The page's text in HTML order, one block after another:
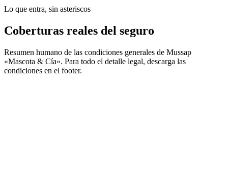
Lo que entra, sin asteriscos
Coberturas reales del seguro
Resumen humano de las condiciones generales de Mussap
«Mascota & Cía». Para todo el detalle legal, descarga las
condiciones en el footer.